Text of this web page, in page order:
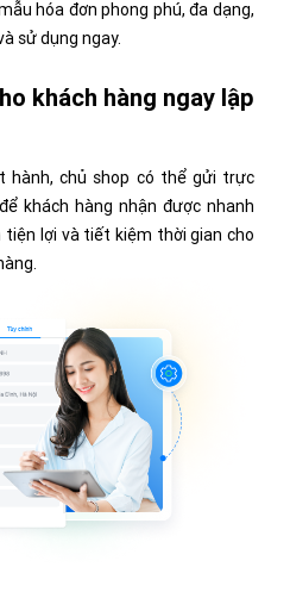
hóa đơn phong phú, đa dạng,
sử dụng ngay.
khách hàng ngay lập
hành, chủ shop có thể gửi trực
khách hàng nhận được nhanh
lợi và tiết kiệm thời gian cho